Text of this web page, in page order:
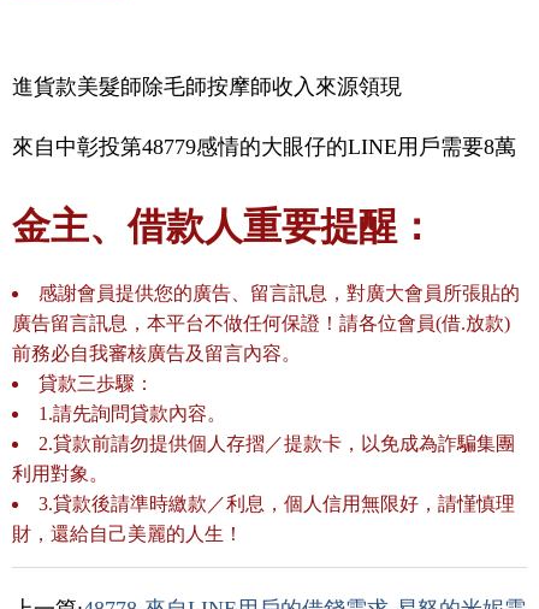
進貨款美髮師除毛師按摩師收入來源領現
來自中彰投第48779感情的大眼仔的LINE用戶需要8萬
金主、借款人重要提醒：
感謝會員提供您的廣告、留言訊息，對廣大會員所張貼的
廣告留言訊息，本平台不做任何保證！請各位會員(借.放款)
前務必自我審核廣告及留言內容。
貸款三歩驟：
1.請先詢問貸款內容。
2.貸款前請勿提供個人存摺／提款卡，以免成為詐騙集團
利用對象。
3.貸款後請準時繳款／利息，個人信用無限好，請慬慎理
財，還給自己美麗的人生！